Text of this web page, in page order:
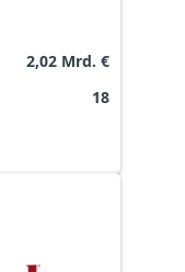
2,02 Mrd. €
18